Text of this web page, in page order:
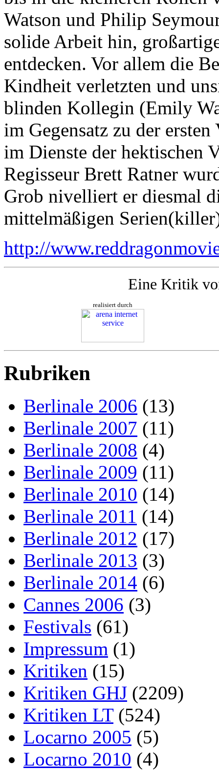
Watson und Philip
solide Arbeit hin,
entdecken. Vor allem die
Kindheit verletzten und
blinden Kollegin (Emily
im Gegensatz zu der
im Dienste der hektischen
Regisseur Brett Ratner
Grob nivelliert er diesmal
mittelmäßigen
http://
Eine Kritik
realisiert durch
Rubriken
Berlinale 2006 (13)
Berlinale 2007 (11)
Berlinale 2008 (4)
Berlinale 2009 (11)
Berlinale 2010 (14)
Berlinale 2011 (14)
Berlinale 2012 (17)
Berlinale 2013 (3)
Berlinale 2014 (6)
Cannes 2006 (3)
Festivals (61)
Impressum (1)
Kritiken (15)
Kritiken GHJ (2209)
Kritiken LT(524)
Locarno 2005 (5)
Locarno 2010 (4)